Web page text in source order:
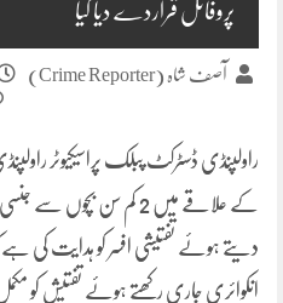
پروفائل قراردے دیا گیا
آصف شاہ (Crime Reporter)
راولپنڈی ڈسٹرکٹ پبلک پراسیکیوٹر
کے علاقے میں 2 کم سن بچوں
دیتے ہوئے تفتیشی افسر کو ہدایت کی
انکوائری جاری رکھتے ہوئے تفتیش کو